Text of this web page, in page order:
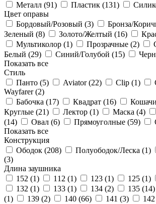
Металл (91) Пластик (131)
Цвет оправы
Бордовый/Розовый (3) Бронза/
Зеленый (8) Золото/Желтый (16)
Мультиколор (1) Прозрачные (2)
Белый (29) Синий/Голубой (15)
Показать все
Стиль
Панто (5) Aviator (22) Clip (1)
Wayfarer (2)
Бабочка (17) Квадрат (16)
Круглые (21) Лектор (1) Маска (4)
(14) Овал (6) Прямоуголные (59)
Показать все
Конструкция
Ободок (208) Полуободок/Леска (1)
(3)
Длина заушника
152 (1) 112 (1) 123 (1) 125 (1)
132 (1) 133 (1) 134 (2) 135 (14)
(1) 139 (2) 140 (66) 141 (3)